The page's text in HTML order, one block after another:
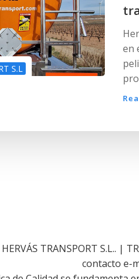
S.L
en
TRANSPORT S.L.. |
contacto e-